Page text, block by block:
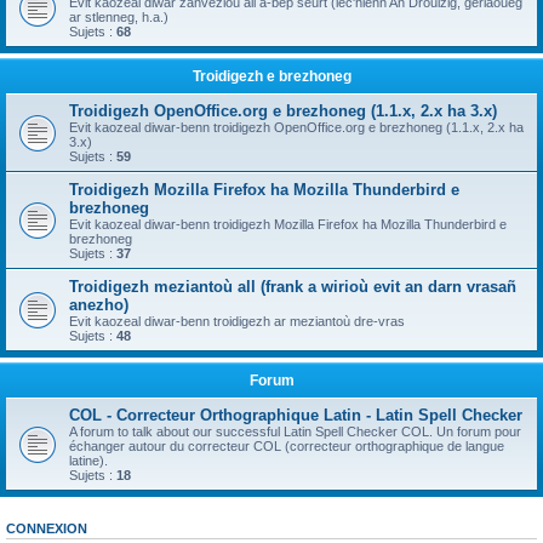
ar stlenneg, h.a.)
Sujets : 68
Troidigezh e brezhoneg
Troidigezh OpenOffice.org e brezhoneg (1.1.x, 2.x ha 3.x)
Evit kaozeal diwar-benn troidigezh OpenOffice.org e brezhoneg (1.1.x, 2.x ha
3.x)
Sujets : 59
Troidigezh Mozilla Firefox ha Mozilla Thunderbird e
brezhoneg
Evit kaozeal diwar-benn troidigezh Mozilla Firefox ha Mozilla Thunderbird e
brezhoneg
Sujets : 37
Troidigezh meziantoù all (frank a wirioù evit an darn vrasañ
anezho)
Evit kaozeal diwar-benn troidigezh ar meziantoù dre-vras
Sujets : 48
Forum
COL - Correcteur Orthographique Latin - Latin Spell Checker
A forum to talk about our successful Latin Spell Checker COL. Un forum pour
échanger autour du correcteur COL (correcteur orthographique de langue
latine).
Sujets : 18
CONNEXION